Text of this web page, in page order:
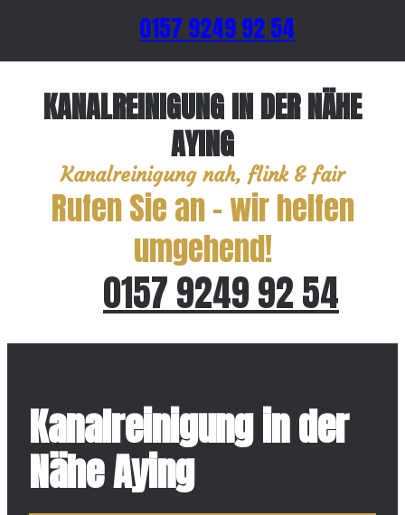
0157 9249 92 54
KANALREINIGUNG IN DER NÄHE
AYING
Kanalreinigung nah, flink & fair
Rufen Sie an – wir helfen
umgehend!
0157 9249 92 54
Kanalreinigung in der
Nähe Aying